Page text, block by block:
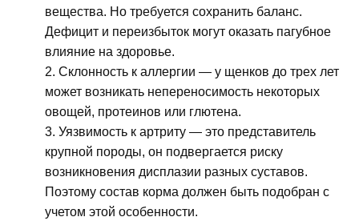
вещества. Но требуется сохранить баланс.
Дефицит и переизбыток могут оказать пагубное
влияние на здоровье.
Склонность к аллергии — у щенков до трех лет
может возникать непереносимость некоторых
овощей, протеинов или глютена.
Уязвимость к артриту — это представитель
крупной породы, он подвергается риску
возникновения дисплазии разных суставов.
Поэтому состав корма должен быть подобран с
учетом этой особенности.